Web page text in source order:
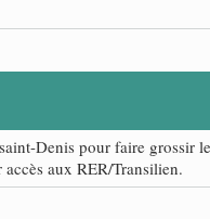
Denis pour faire grossir
aux RER/Transilien.